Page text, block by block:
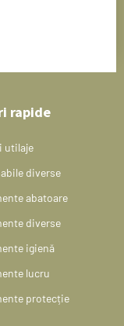
rapide
utilaje
diverse
abatoare
diverse
igienă
lucru
protecție